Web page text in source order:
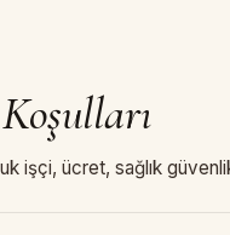
işçi, ücret, sağlık